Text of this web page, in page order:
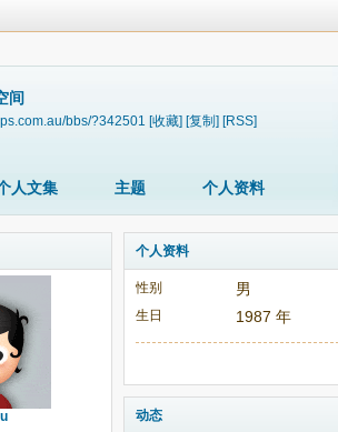
间
bbs/?342501 [收藏] [复制] [RSS]
人文集 主题 个人资料
个人资料
性别 男
生日 1987 年
动态